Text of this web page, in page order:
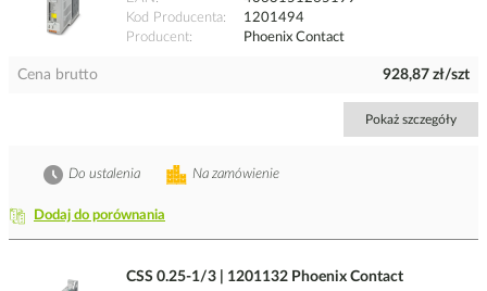
Kod Producenta
1201494
Producent
Phoenix Contact
Cena brutto 928,87 zł/szt
Pokaż szczegóły
Dodaj do porównania
Na zamówienie
Do ustalenia
CSS 0.25-1/3 | 1201132 Phoenix Contact